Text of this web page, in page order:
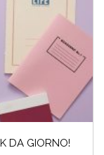
DA GIORNO!